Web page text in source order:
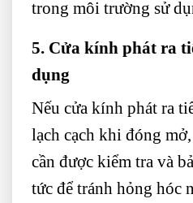
trong môi trường sử
5. Cửa kính phát ra
dụng
Nếu cửa kính phát ra
lạch cạch khi đóng
cần được kiểm tra và
tức để tránh hỏng hóc